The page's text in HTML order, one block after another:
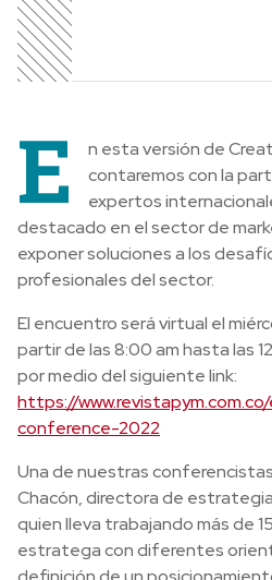
E
n esta versión de
contaremos con la
expertos
destacado en el sector de
exponer soluciones a los
profesionales del sector.
El encuentro será virtual el
partir de las 8:00 am hasta las
por medio del siguiente link:
https://
conference-2022
Una de nuestras
Chacón, directora de
quien lleva trabajando más de
estratega con diferentes